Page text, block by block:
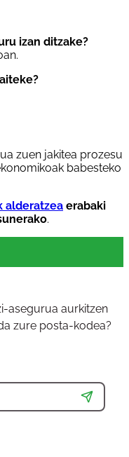
izan ditzake?
zuen jakitea prozesu
babesteko
alderatzea erabaki
.
asegurua aurkitzen
zure posta-kodea?